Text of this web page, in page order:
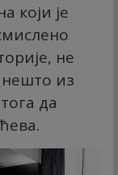
који је
не
нешто из
да